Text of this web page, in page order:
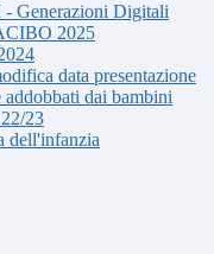
Generazioni Digitali
2025
data presentazione
dai bambini
23
dell'infanzia